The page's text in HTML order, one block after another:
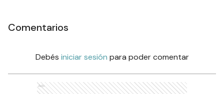
Comentarios
Debés iniciar sesión para poder comentar
Ads